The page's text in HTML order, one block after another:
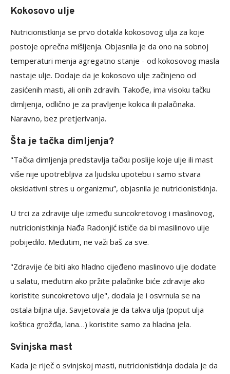
Kokosovo ulje
Nutricionistkinja se prvo dotakla kokosovog ulja za koje
postoje oprečna mišljenja. Objasnila je da ono na sobnoj
temperaturi menja agregatno stanje - od kokosovog masla
nastaje ulje. Dodaje da je kokosovo ulje začinjeno od
zasićenih masti, ali onih zdravih. Takođe, ima visoku tačku
dimljenja, odlično je za pravljenje kokica ili palačinaka.
Naravno, bez pretjerivanja.
Šta je tačka dimljenja?
"Tačka dimljenja predstavlja tačku poslije koje ulje ili mast
više nije upotrebljiva za ljudsku upotebu i samo stvara
oksidativni stres u organizmu”, objasnila je nutricionistkinja.
U trci za zdravije ulje između suncokretovog i maslinovog,
nutricionistkinja Nađa Radonjić ističe da bi masilinovo ulje
pobijedilo. Međutim, ne važi baš za sve.
"Zdravije će biti ako hladno cijeđeno maslinovo ulje dodate
u salatu, međutim ako pržite palačinke biće zdravije ako
koristite suncokretovo ulje", dodala je i osvrnula se na
ostala biljna ulja. Savjetovala je da takva ulja (poput ulja
koštica grožđa, lana…) koristite samo za hladna jela.
Svinjska mast
Kada je riječ o svinjskoj masti, nutricionistkinja dodala je da